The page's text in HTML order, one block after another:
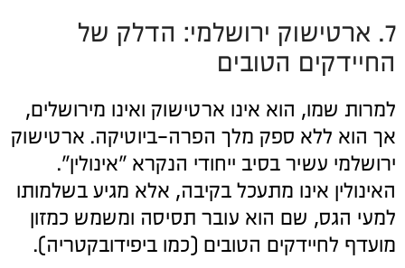
7. ארטישוק ירושלמי: הדלק של
החיידקים הטובים
למרות שמו, הוא אינו ארטישוק ואינו מירושלים,
אך הוא ללא ספק מלך הפרה-ביוטיקה. ארטישוק
ירושלמי עשיר בסיב ייחודי הנקרא "אינולין".
האינולין אינו מתעכל בקיבה, אלא מגיע בשלמותו
למעי הגס, שם הוא עובר תסיסה ומשמש כמזון
מועדף לחיידקים הטובים (כמו ביפידובקטריה).